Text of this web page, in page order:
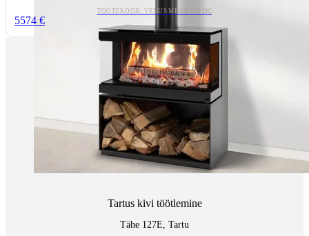
TOOTEKOOD: VENUS MBOX 630 DC
5574 €
Tallinnas kaminasalong
Pärnu mnt. 139E/2, 11317, Tallinn
(+372) 677 6977
kaminakoda@kaminakoda.ee
E-R 10:00-18:30
Tartus kivi töötlemine
Tähe 127E, Tartu